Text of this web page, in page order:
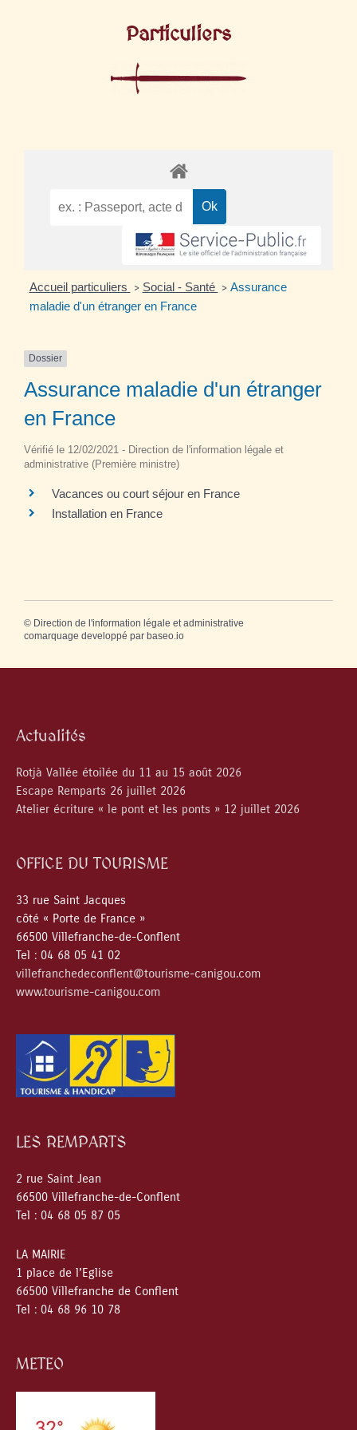
Particuliers
Accueil particuliers > Social - Santé > Assurance
maladie d'un étranger en France
Dossier
Assurance maladie d'un étranger
en France
Vérifié le 12/02/2021 - Direction de l'information légale et
administrative (Première ministre)
Vacances ou court séjour en France
Installation en France
© Direction de l'information légale et administrative
comarquage developpé par baseo.io
Actualités
Rotjà Vallée étoilée du 11 au 15 août 2026
Escape Remparts 26 juillet 2026
Atelier écriture « le pont et les ponts » 12 juillet 2026
OFFICE DU TOURISME
33 rue Saint Jacques
côté « Porte de France »
66500 Villefranche-de-Conflent
Tel : 04 68 05 41 02
villefranchedeconflent@tourisme-canigou.com
www.tourisme-canigou.com
LES REMPARTS
2 rue Saint Jean
66500 Villefranche-de-Conflent
Tel : 04 68 05 87 05
LA MAIRIE
1 place de l’Eglise
66500 Villefranche de Conflent
Tel : 04 68 96 10 78
METEO